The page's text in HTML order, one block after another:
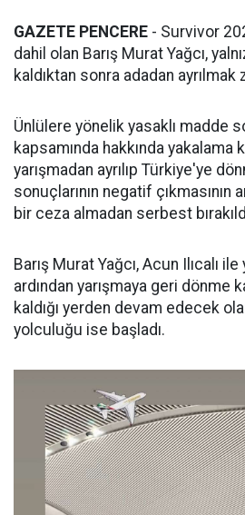
GAZETE PENCERE - Survivor
dahil olan Barış Murat Yağcı,
kaldıktan sonra adadan ayrılmak
Ünlülere yönelik yasaklı madde
kapsamında hakkında yakalama
yarışmadan ayrılıp Türkiye'ye
sonuçlarının negatif çıkmasının
bir ceza almadan serbest
Barış Murat Yağcı, Acun Ilıcalı
ardından yarışmaya geri dönme
kaldığı yerden devam edecek
yolculuğu ise başladı.